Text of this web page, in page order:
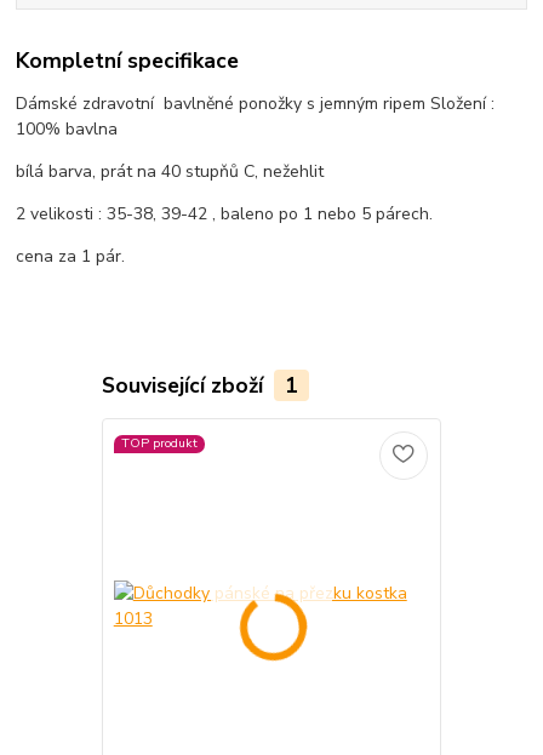
Kompletní specifikace
Dámské zdravotní bavlněné ponožky s jemným ripem Složení :
100% bavlna
bílá barva, prát na 40 stupňů C, nežehlit
2 velikosti : 35-38, 39-42 , baleno po 1 nebo 5 párech.
cena za 1 pár.
Související zboží 1
TOP produkt